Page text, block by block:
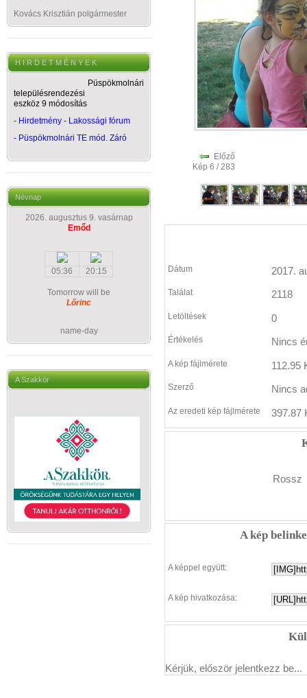
Kovács Krisztián polgármester
H I R D E T M É N Y E K
Püspökmolnári
településrendezési
eszköz 9 módosítás
- Hirdetmény - Lakossági fórum
- Püspökmolnári TE mód. Záró
Névnap
2026. augusztus 9. vasárnap
Emőd
05:36 20:15
Tomorrow will be
Lőrinc
name-day
A Szakkör
Előző
Kép 6 / 283
Dátum 2017.
Találat 2118
Letöltések 0
Értékelés Nincs
A kép fájlmérete 112.95
Szerző Nincs
Az eredeti kép fájlmérete 397.87
Rossz
A kép
A képpel együtt:
A kép hivatkozása:
Kérjük, először jelentkezz be...